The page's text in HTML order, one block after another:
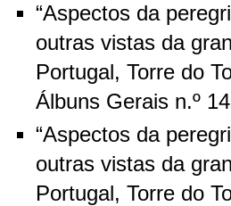
“Aspectos da
outras vistas da
Portugal, Torre do
Álbuns Gerais n.º
“Aspectos da
outras vistas da
Portugal, Torre do